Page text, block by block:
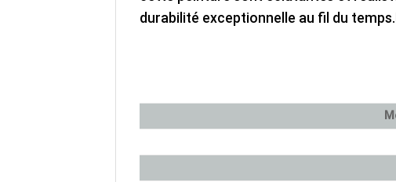
durabilité exceptionnelle au fil du temps.